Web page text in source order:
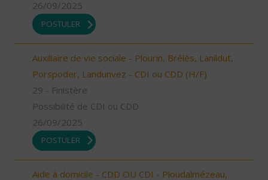
26/09/2025
POSTULER
Auxiliaire de vie sociale - Plourin, Brélès, Lanildut,
Porspoder, Landunvez - CDI ou CDD (H/F)
29 - Finistère
Possibilité de CDI ou CDD
26/09/2025
POSTULER
Aide à domicile - CDD OU CDI - Ploudalmézeau,